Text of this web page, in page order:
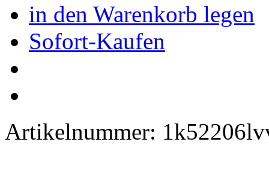
in den Warenkorb legen
Sofort-Kaufen
Artikelnummer: